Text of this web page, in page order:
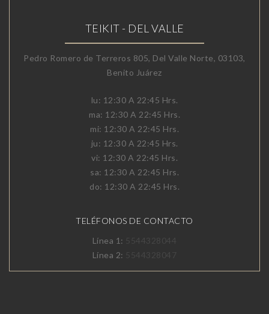
TEIKIT - DEL VALLE
Pedro Romero de Terreros 805, Del Valle Norte, 03103,
Benito Juárez
lu: 12:30 A 22:45 Hrs.
ma: 12:30 A 22:45 Hrs.
mi: 12:30 A 22:45 Hrs.
ju: 12:30 A 22:45 Hrs.
vi: 12:30 A 22:45 Hrs.
sa: 12:30 A 22:45 Hrs.
do: 12:30 A 22:45 Hrs.
TELÉFONOS DE CONTACTO
Línea 1:
Línea 2: